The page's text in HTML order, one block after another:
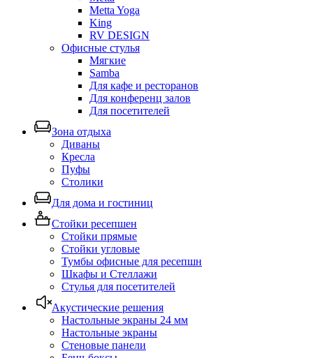
Metta Yoga
King
RV DESIGN
Офисные стулья
Мягкие
Samba
Для кафе и ресторанов
Для конференц залов
Для посетителей
Зона отдыха
Диваны
Кресла
Пуфы
Столики
Для дома и гостиниц
Стойки ресепшен
Стойки прямые
Стойки угловые
Тумбы офисные для ресепшн
Шкафы и Стеллажи
Стулья для посетителей
Акустические решения
Настольные экраны 24 мм
Настольные экраны
Стеновые панели